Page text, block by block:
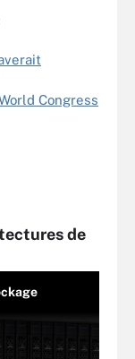
Congress
de